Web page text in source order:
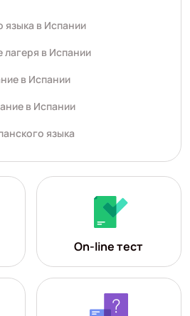
языка в Испании
лагеря в Испании
в Испании
в Испании
языка
On-line тест